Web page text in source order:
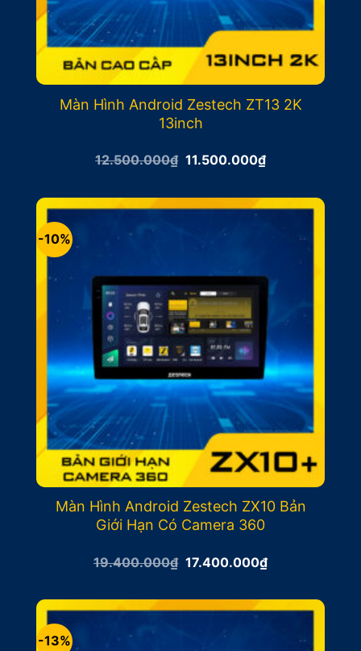
Màn Hình Android Zestech ZT13 2K
13inch
12.500.000₫ Giá
12.500.000₫.
11.500.000₫Giá
hiện
là:
11.500.000₫.
-10%
Màn Hình Android Zestech ZX10 Bản
Giới Hạn Có Camera 360
19.400.000₫ Giá
19.400.000₫.
17.400.000₫Giá
hiện
là:
17.400.000₫.
-13%